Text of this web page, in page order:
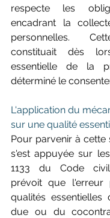
respecte les
encadrant la
personnelles.
constituait dès
essentielle de la
déterminé le
L'application du
sur une qualité
Pour parvenir à
s'est appuyée sur
1133 du Code
prévoit que l'erreur
qualités essentielles
due ou du